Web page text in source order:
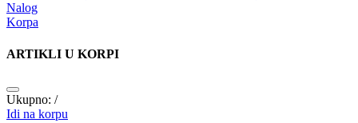
Nalog
Korpa
ARTIKLI U KORPI
Ukupno: /
Idi na korpu